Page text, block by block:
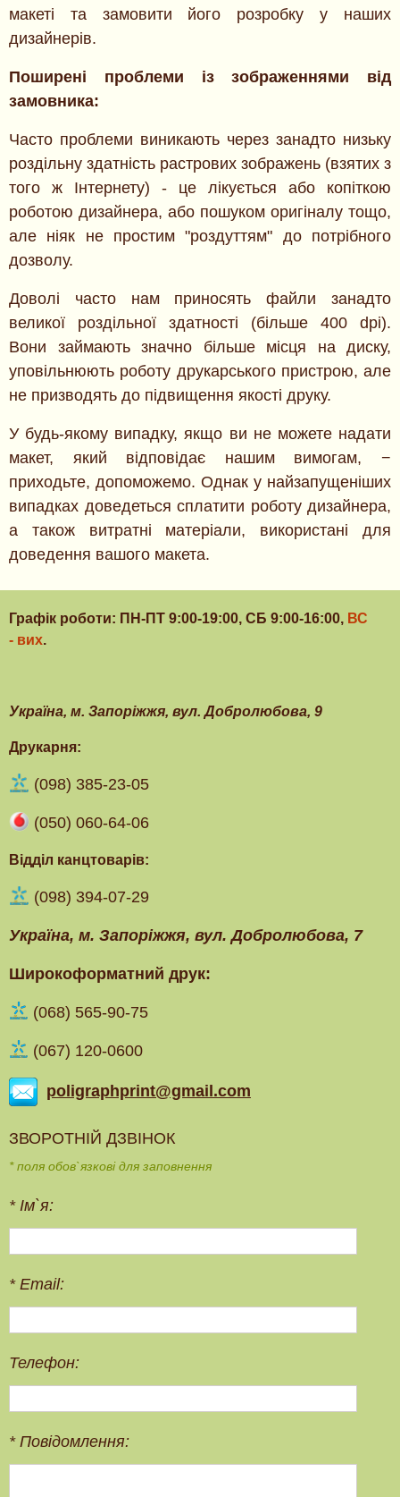
макеті та замовити його розробку у наших
дизайнерів.
Поширені проблеми із зображеннями від
замовника:
Часто проблеми виникають через занадто низьку
роздільну здатність растрових зображень (взятих з
того ж Інтернету) - це лікується або копіткою
роботою дизайнера, або пошуком оригіналу тощо,
але ніяк не простим "роздуттям" до потрібного
дозволу.
Доволі часто нам приносять файли занадто
великої роздільної здатності (більше 400 dpi).
Вони займають значно більше місця на диску,
уповільнюють роботу друкарського пристрою, але
не призводять до підвищення якості друку.
У будь-якому випадку, якщо ви не можете надати
макет, який відповідає нашим вимогам, −
приходьте, допоможемо. Однак у найзапущеніших
випадках доведеться сплатити роботу дизайнера,
а також витратні матеріали, використані для
доведення вашого макета.
Графік роботи: ПН-ПТ 9:00-19:00, СБ 9:00-16:00, ВС
- вих.
Українa, м. Запоріжжя, вул. Добролюбова, 9
Друкарня:
(098) 385-23-05
(050) 060-64-06
Відділ канцтоварів:
(098) 394-07-29
Українa, м. Запоріжжя, вул. Добролюбова, 7
Широкоформатний друк:
(‎068) 565-90-75
(067) 120-0600
poligraphprint@gmail.com
ЗВОРОТНІЙ ДЗВІНОК
* поля обов`язкові для заповнення
*Ім`я:
*Email:
Телефон:
*Повідомлення: